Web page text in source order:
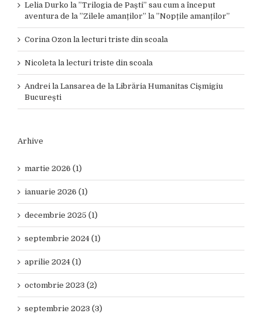
Lelia Durko la ”Trilogia de Paști” sau cum a început
aventura de la ”Zilele amanților” la ”Nopțile amanților”
Corina Ozon la lecturi triste din scoala
Nicoleta la lecturi triste din scoala
Andrei la Lansarea de la Librăria Humanitas Cișmigiu
București
Arhive
martie 2026 (1)
ianuarie 2026 (1)
decembrie 2025 (1)
septembrie 2024 (1)
aprilie 2024 (1)
octombrie 2023 (2)
septembrie 2023 (3)